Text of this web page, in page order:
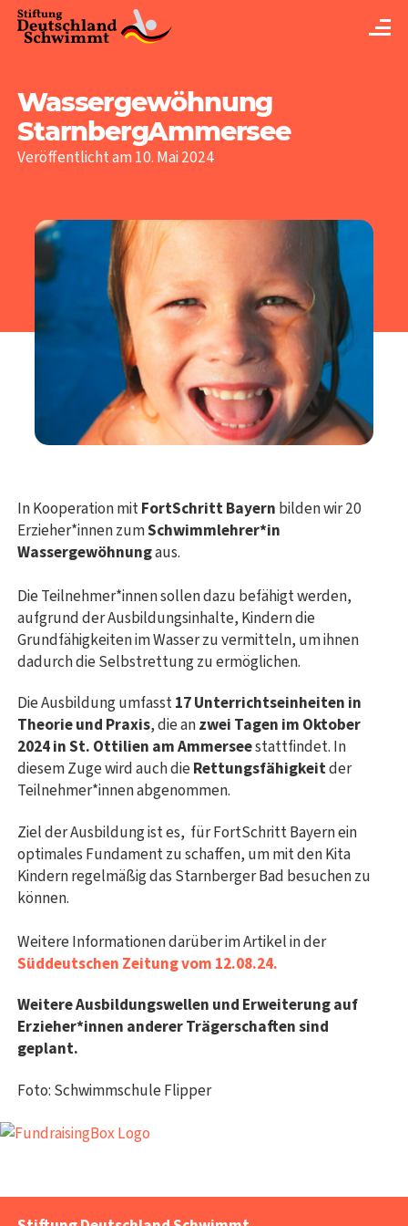
Wassergewöhnung
StarnbergAmmersee
Veröffentlicht am 10. Mai 2024
In Kooperation mitFortSchritt Bayern bilden wir 20
Erzieher*innen zumSchwimmlehrer*in
Wassergewöhnungaus.
Die Teilnehmer*innen sollen dazu befähigt werden,
aufgrund der Ausbildungsinhalte, Kindern die
Grundfähigkeiten im Wasser zu vermitteln, um ihnen
dadurch die Selbstrettung zu ermöglichen.
Die Ausbildung umfasst17 Unterrichtseinheiten in
Theorie und Praxis, die anzwei Tagen im Oktober
2024 in St. Ottilien am Ammerseestattfindet. In
diesem Zuge wird auch dieRettungsfähigkeitder
Teilnehmer*innen abgenommen.
Ziel der Ausbildung ist es, für FortSchritt Bayern ein
optimales Fundament zu schaffen, um mit den Kita
Kindern regelmäßig das Starnberger Bad besuchen zu
können.
Weitere Informationen darüber im Artikel in der
Süddeutschen Zeitung vom 12.08.24.
Weitere Ausbildungswellen und Erweiterung auf
Erzieher*innen anderer Trägerschaften sind
geplant.
Foto: Schwimmschule Flipper